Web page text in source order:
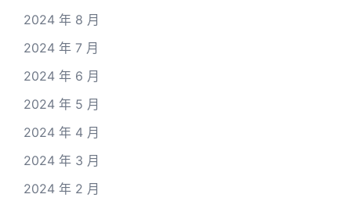
2024 年 8 月
2024 年 7 月
2024 年 6 月
2024 年 5 月
2024 年 4 月
2024 年 3 月
2024 年 2 月